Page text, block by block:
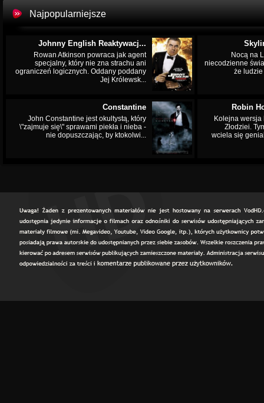
Najpopularniejsze
Johnny English Reaktywacj...
Rowan Atkinson powraca jak agent
specjalny, który nie zna strachu ani
ograniczeń logicznych. Oddany poddany
Jej Królewsk...
Nocą na
niecodzienne
że
Constantine
John Constantine jest okultystą, który
\"zajmuje się\" sprawami piekła i nieba -
nie dopuszczając, by ktokolwi...
Robin
Kolejna wersja
Złodziei.
wciela się